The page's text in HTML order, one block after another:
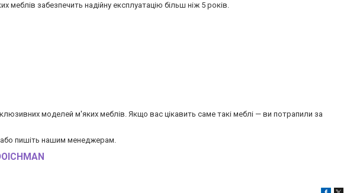
меблів забезпечить надійну експлуатацію більш ніж 5 років.
моделей м'яких меблів. Якщо вас цікавить саме такі меблі — ви потрапили за
або пишіть нашим менеджерам.